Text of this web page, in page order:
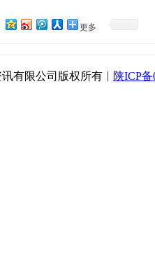
更多
有限公司版权所有 | 陕ICP